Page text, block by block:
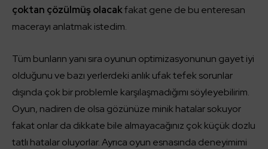
çoktan çözülmüş olacakfakat gene de bu enteresan
macerayı anlatmak istedim.
Tüm bunların yanı sıra oyunun optimizasyonunun gayet iyi
olduğunu ve bazı yerlerdeki anlık ufak tefek sorunlar
dışında çok bir problemle karşılaşmadığımı söyleyebilirim.
Oyun, nadiren de olsa gözünüze minik hatalar sokuyor
fakat onlar da dikkate bile almayacağınız çok küçük dozlu
tatlı hatalar oluyorlar. Ayrıca oyun esnasında deneyimimi